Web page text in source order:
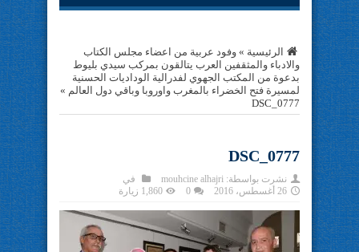
الرئيسية » وفود عربية من اعضاء مجلس الكتاب
والادباء والمثقفين العرب يتالقون بمركب سيدي بليوط
بدعوة من المكتب الجهوي لفدرالية الوداديات الحسنية
لمسيرة فتح الخضراء بالمغرب واوروبا وباقي دول العالم »
DSC_0777
DSC_0777
نشرت بواسطة: mouhcine alhajri
في
26 أغسطس، 2016
0 1,860 زيارة